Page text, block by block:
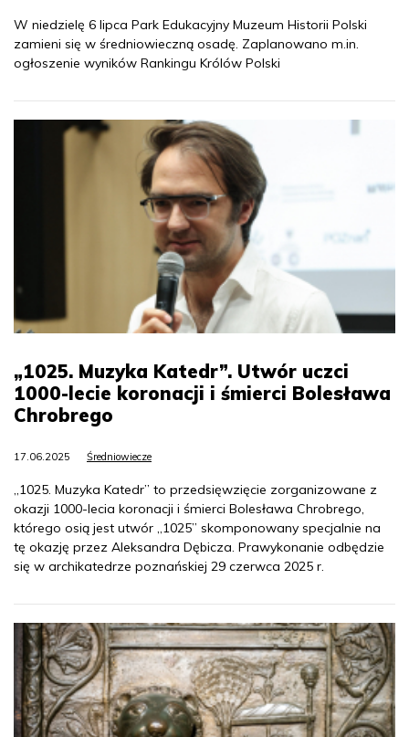
W niedzielę 6 lipca Park Edukacyjny Muzeum Historii Polski
zamieni się w średniowieczną osadę. Zaplanowano m.in.
ogłoszenie wyników Rankingu Królów Polski
„1025. Muzyka Katedr”. Utwór uczci
1000-lecie koronacji i śmierci Bolesława
Chrobrego
17.06.2025 Średniowiecze
„1025. Muzyka Katedr” to przedsięwzięcie zorganizowane z
okazji 1000-lecia koronacji i śmierci Bolesława Chrobrego,
którego osią jest utwór „1025” skomponowany specjalnie na
tę okazję przez Aleksandra Dębicza. Prawykonanie odbędzie
się w archikatedrze poznańskiej 29 czerwca 2025 r.